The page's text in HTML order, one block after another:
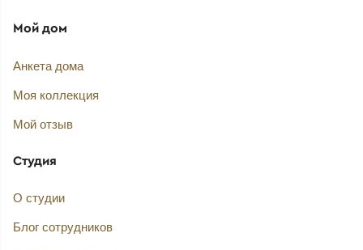
Мой дом
Анкета дома
Моя коллекция
Мой отзыв
Студия
О студии
Блог сотрудников